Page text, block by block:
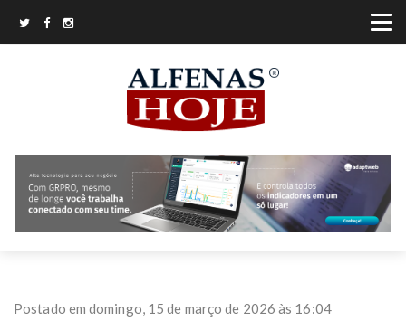
Postado em domingo, 15 de março de 2026 às 16:04